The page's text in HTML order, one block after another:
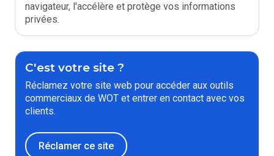
navigateur, l'accélère et protège vos informations
privées.
C'est votre site ?
Réclamez votre site web pour accéder aux outils
commerciaux de WOT et entrer en contact avec vos
clients.
Réclamer ce site